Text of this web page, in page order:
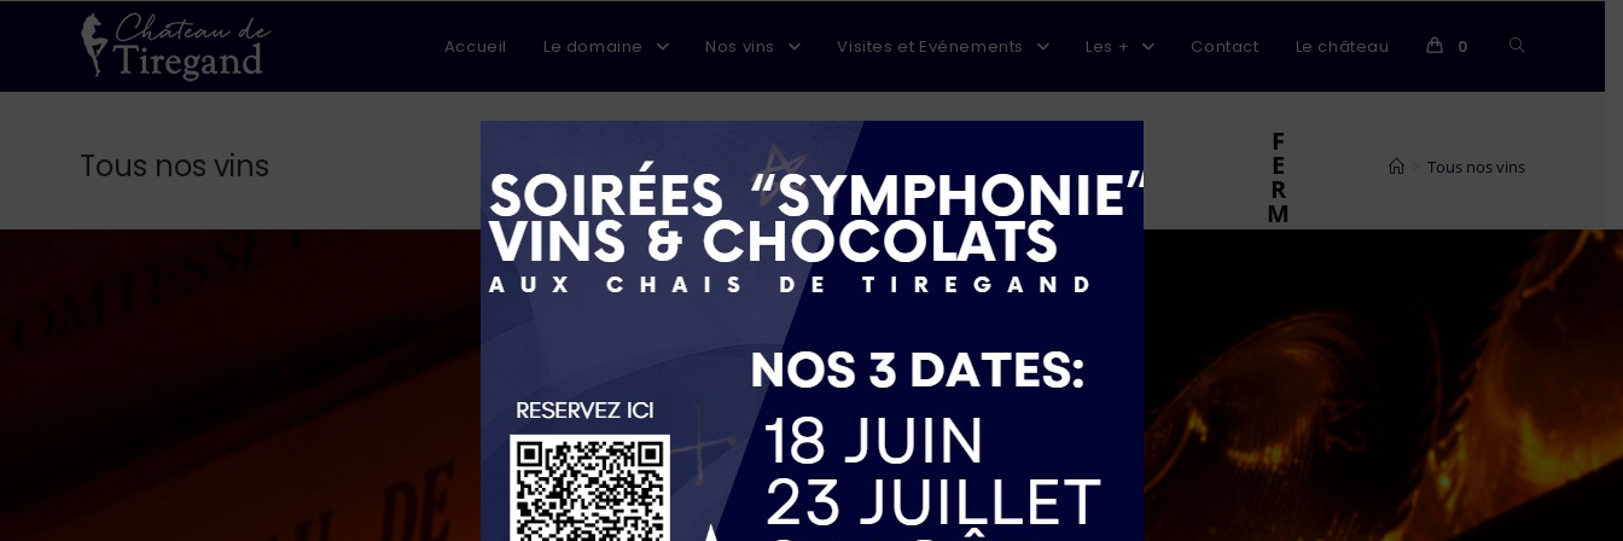
Accueil Le domaine Nos vins Visites et Evénements Les + Contact Le château 0
Tous nos vins Tous nos vins
F
E
R
M
E